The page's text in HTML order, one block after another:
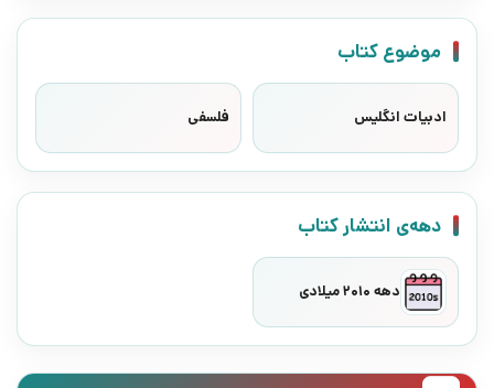
موضوع کتاب
ادبیات انگلیس فلسفی
دهه‌ی انتشار کتاب
دهه 2010 میلادی